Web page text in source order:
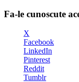
Fa-le cunoscute
X
Facebook
LinkedIn
Pinterest
Reddit
Tumblr